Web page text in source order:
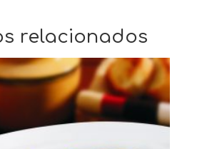
relacionados